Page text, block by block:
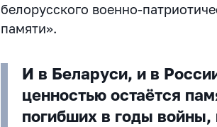
белорусского военно-
памяти».
И в Беларуси, и в
ценностью остаётся
погибших в годы